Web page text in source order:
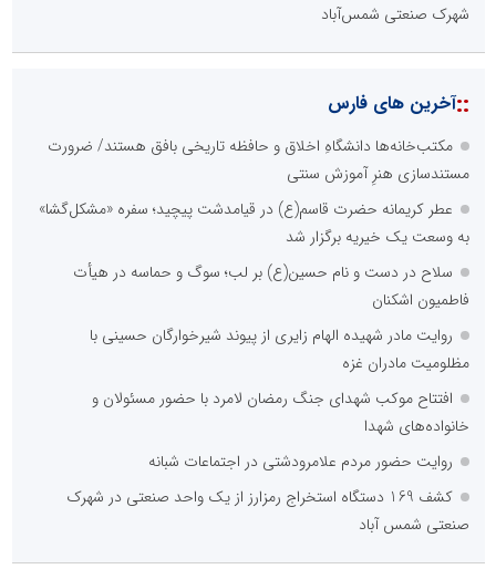
شهرک صنعتی شمس‌آباد
::آخرین های فارس
مکتب‌خانه‌ها دانشگاهِ اخلاق و حافظه تاریخی بافق هستند/ ضرورت
مستندسازی هنرِ آموزش سنتی
عطر کریمانه حضرت قاسم(ع) در قیامدشت پیچید؛ سفره «مشکل‌گشا»
به وسعت یک خیریه برگزار شد
سلاح در دست و نام حسین(ع) بر لب؛ سوگ و حماسه در هیأت
فاطمیون اشکنان
روایت مادر شهیده الهام زایری از پیوند شیرخوارگان حسینی با
مظلومیت مادران غزه
افتتاح موکب شهدای جنگ رمضان لامرد با حضور مسئولان و
خانواده‌های شهدا
روایت حضور مردم علامرودشتی در اجتماعات شبانه
کشف 169 دستگاه استخراج رمزارز از یک واحد صنعتی در شهرک
صنعتی شمس آباد